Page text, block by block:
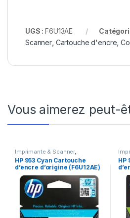
UGS :F6U13AE
Scanner Cartouche d'encre ,
Vous aimerez peut-
Imprimante & Scanner,
Cartouche d'encre,
Consommables
HP 953 Cyan Cartouche
d’encre d’origine (F6U12AE)
HP